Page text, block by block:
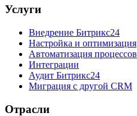
Услуги
Внедрение Битрикс24
Настройка и оптимизация
Автоматизация процессов
Интеграции
Аудит Битрикс24
Миграция с другой CRM
Отрасли